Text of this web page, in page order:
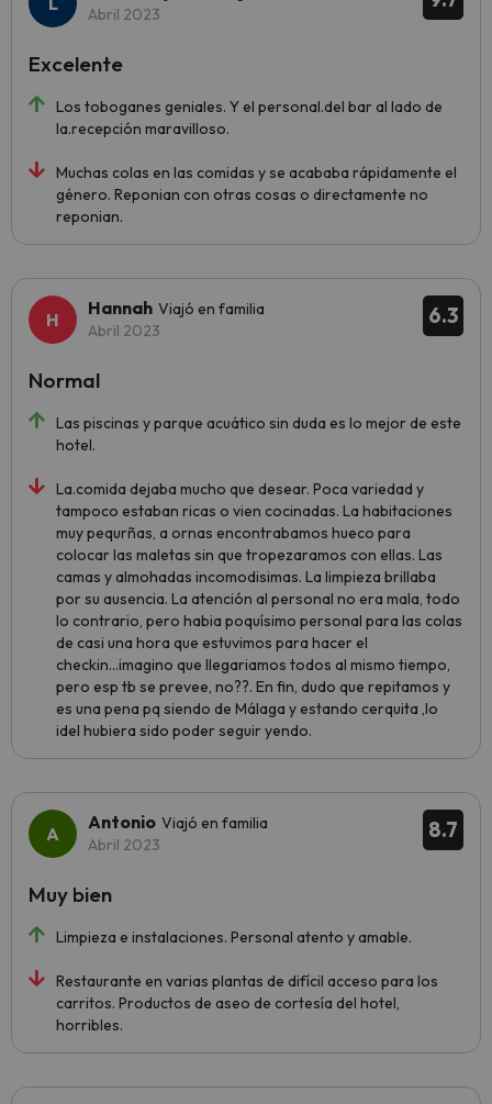
Abril 2023
Los toboganes geniales. Y el personal.del bar al lado de
la.recepción maravilloso.
Muchas colas en las comidas y se acababa rápidamente el
género. Reponian con otras cosas o directamente no
reponian.
Excelente
6.3
Hannah Viajó en familia
Abril 2023
Las piscinas y parque acuático sin duda es lo mejor de este
hotel.
La.comida dejaba mucho que desear. Poca variedad y
tampoco estaban ricas o vien cocinadas. La habitaciones
muy pequrñas, a ornas encontrabamos hueco para
colocar las maletas sin que tropezaramos con ellas. Las
camas y almohadas incomodisimas. La limpieza brillaba
por su ausencia. La atención al personal no era mala, todo
lo contrario, pero habia poquísimo personal para las colas
de casi una hora que estuvimos para hacer el
checkin...imagino que llegariamos todos al mismo tiempo,
pero esp tb se prevee, no??. En fin, dudo que repitamos y
es una pena pq siendo de Málaga y estando cerquita ,lo
idel hubiera sido poder seguir yendo.
Normal
8.7
Antonio Viajó en familia
Abril 2023
Limpieza e instalaciones. Personal atento y amable.
Restaurante en varias plantas de difícil acceso para los
carritos. Productos de aseo de cortesía del hotel,
horribles.
Muy bien